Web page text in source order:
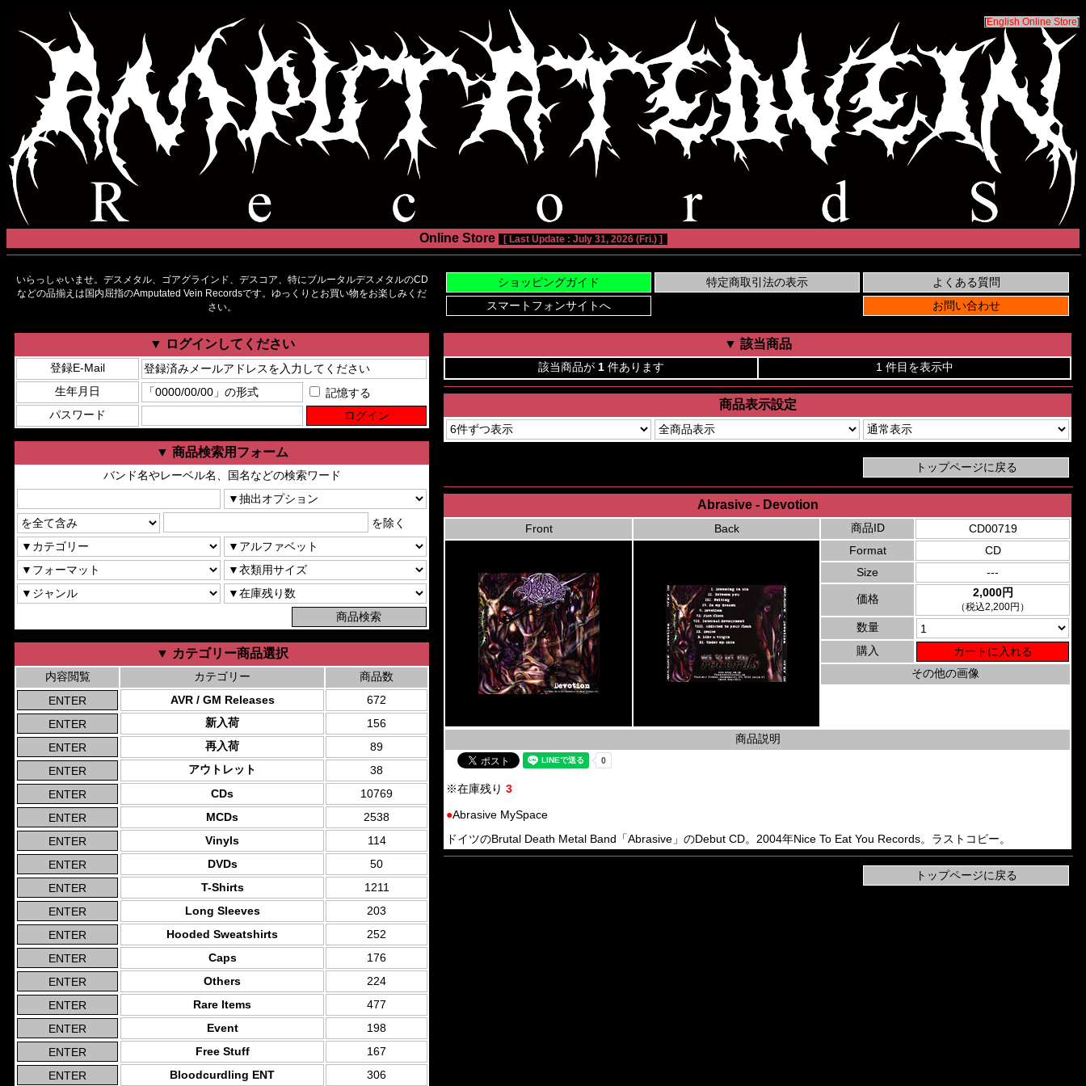
[English Online Store]
Online Store [ Last Update : July 31, 2026 (Fri.) ]
いらっしゃいませ。デスメタル、ゴアグラインド、デスコア、特にブルータルデスメタルのCD
などの品揃えは国内屈指のAmputated Vein Recordsです。ゆっくりとお買い物をお楽しみくだ
さい。
▼ ログインしてください
登録E-Mail
生年月日
記憶する
パスワード
▼ 商品検索用フォーム
バンド名やレーベル名、国名などの検索ワード
を除く
▼ カテゴリー商品選択
内容閲覧 カテゴリー
商品数
AVR / GM Releases
672
新入荷
156
再入荷
89
アウトレット
38
CDs
10769
MCDs
2538
Vinyls
114
DVDs
50
T-Shirts
1211
Long Sleeves
203
Hooded Sweatshirts
252
Caps
176
Others
224
Rare Items
477
Event
198
Free Stuff
167
Bloodcurdling ENT
306
▼ 該当商品
該当商品が 1 件あります 1 件目を表示中
商品表示設定
Abrasive - Devotion
Front Back 商品ID
CD00719
Format
CD
Size
---
価格 2,000円
（税込2,200円）
数量
購入
その他の画像
商品説明
※在庫残り 3
●Abrasive MySpace
ドイツのBrutal Death Metal Band「Abrasive」のDebut CD。2004年Nice To Eat You Records。ラストコピー。